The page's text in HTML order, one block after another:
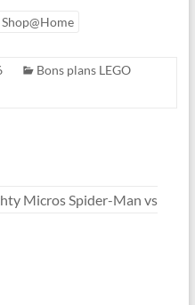
Shop@Home
Bons plans LEGO
Micros Spider-Man vs